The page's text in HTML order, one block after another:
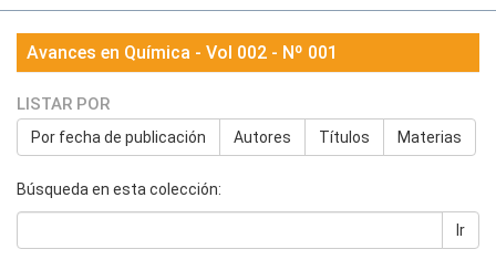
Avances en Química - Vol 002 - Nº 001
LISTAR POR
Por fecha de publicación Autores Títulos Materias
Búsqueda en esta colección:
Ir